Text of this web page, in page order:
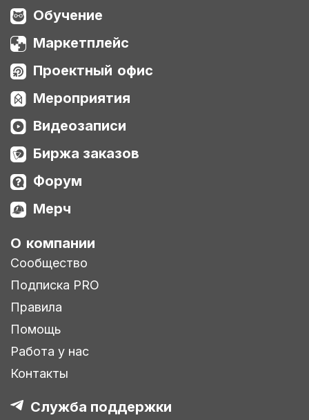
Обучение
Маркетплейс
Проектный офис
Мероприятия
Видеозаписи
Биржа заказов
Форум
Мерч
О компании
Сообщество
Подписка PRO
Правила
Помощь
Работа у нас
Контакты
Служба поддержки